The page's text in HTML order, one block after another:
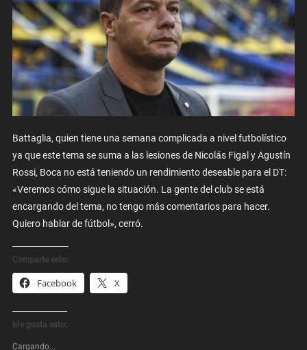
Battaglia, quien tiene una semana complicada a nivel futbolístico
ya que este tema se suma a las lesiones de Nicolás Figal y Agustín
Rossi, Boca no está teniendo un rendimiento deseable para el DT:
«Veremos cómo sigue la situación. La gente del club se está
encargando del tema, no tengo más comentarios para hacer.
Quiero hablar de fútbol», cerró.
Comparte esto:
Facebook X
Me gusta esto:
Cargando...